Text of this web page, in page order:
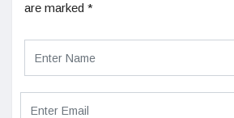
are marked *